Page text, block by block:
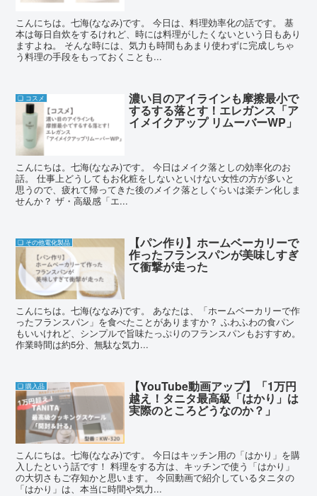
こんにちは。七海(ななみ)です。 今日は、料理効率化の話です。 基
本は毎日自炊をするけれど、時には料理がしたくないという日もあり
ますよね。 そんな時には、気力も時間もあまり使わずに完成しちゃ
う料理の手段をもっておくことも...
❏ コスメ 濃い目のアイラインも摩擦最小で
するする落とす！エレガンス「ア
イメイクアップ リムーバーWP」
こんにちは。七海(ななみ)です。 今日はメイク落としの効率化のお
話。 仕事上どうしてもお化粧をしないといけない女性の方が多いと
思うので、疲れて帰ってきた後のメイク落としぐらいは楽チン化しま
せんか？ ザ・高級感「エ...
❏ その他電化製品 【パン作り】ホームベーカリーで
作ったフランスパンが美味しすぎ
て衝撃が走った
こんにちは。七海(ななみ)です。 あなたは、「ホームベーカリーで作
ったフランスパン」を食べたことがありますか？ ふわふわの食パン
もいいけれど、シンプルで旨味たっぷりのフランスパンもおすすめ。
作業時間は約5分、無駄な気力...
❏ 購入品 【YouTube動画アップ】「1万円
越え！タニタ最高級「はかり」は
実際のところどうなのか？」
こんにちは。七海(ななみ)です。 今日はキッチン用の「はかり」を購
入したという話です！ 料理をする方は、キッチンで使う「はかり」
の大切さもご存知かと思います。 今回動画で紹介しているタニタの
「はかり」は、本当に時間や気力...